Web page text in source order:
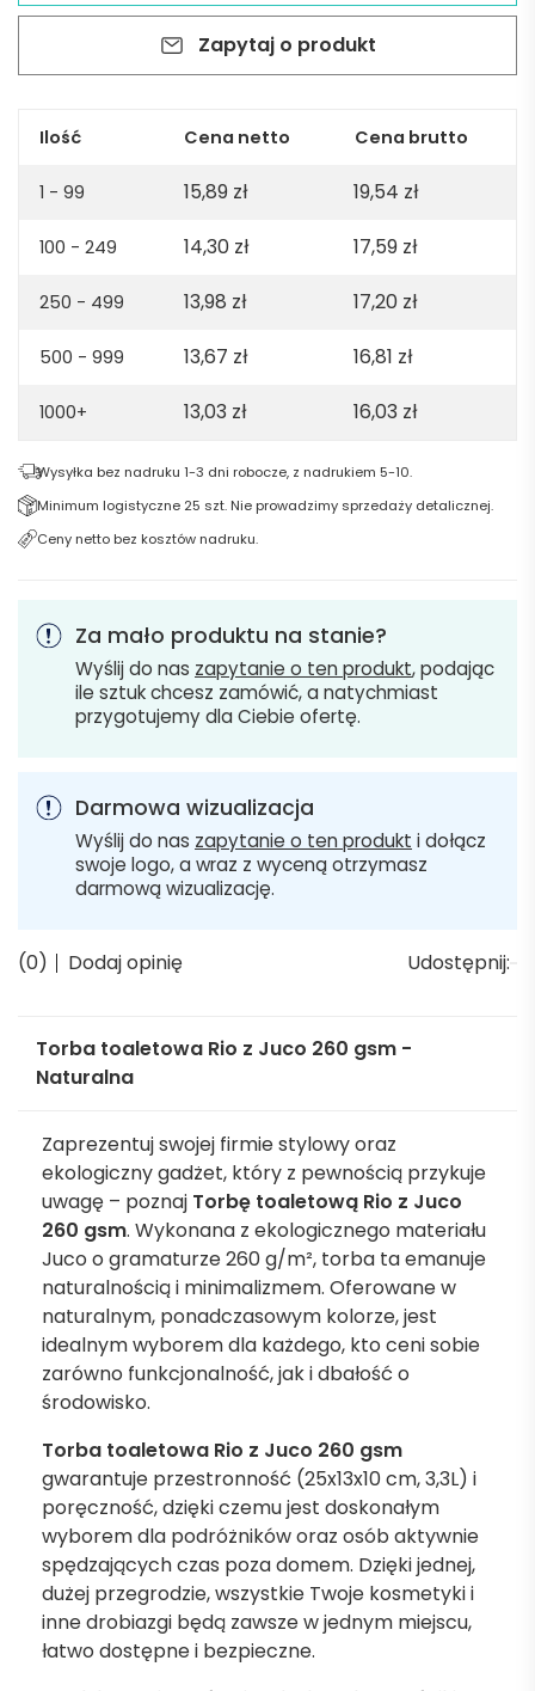
z
260
Zapytaj o produkt
Ilość Cena netto Cena brutto
1 - 99 15,89 zł 19,54 zł
100 - 249 14,30 zł 17,59 zł
250 - 499 13,98 zł 17,20 zł
500 - 999 13,67 zł 16,81 zł
1000+ 13,03 zł 16,03 zł
Wysyłka bez nadruku 1-3 dni robocze, z nadrukiem 5-10.
Minimum logistyczne 25 szt. Nie prowadzimy sprzedaży detalicznej.
Ceny netto bez kosztów nadruku.
Za mało produktu na stanie?
Wyślij do nas zapytanie o ten produkt, podając
ile sztuk chcesz zamówić, a natychmiast
przygotujemy dla Ciebie ofertę.
Darmowa wizualizacja
Wyślij do nas zapytanie o ten produkt i dołącz
swoje logo, a wraz z wyceną otrzymasz
darmową wizualizację.
(0) Dodaj opinię Udostępnij:
Torba toaletowa Rio z Juco 260 gsm -
Naturalna
Zaprezentuj swojej firmie stylowy oraz
ekologiczny gadżet, który z pewnością przykuje
uwagę – poznaj Torbę toaletową Rio z Juco
260 gsm. Wykonana z ekologicznego materiału
Juco o gramaturze 260 g/m², torba ta emanuje
naturalnością i minimalizmem. Oferowane w
naturalnym, ponadczasowym kolorze, jest
idealnym wyborem dla każdego, kto ceni sobie
zarówno funkcjonalność, jak i dbałość o
środowisko.
Torba toaletowa Rio z Juco 260 gsm
gwarantuje przestronność (25x13x10 cm, 3,3L) i
poręczność, dzięki czemu jest doskonałym
wyborem dla podróżników oraz osób aktywnie
spędzających czas poza domem. Dzięki jednej,
dużej przegrodzie, wszystkie Twoje kosmetyki i
inne drobiazgi będą zawsze w jednym miejscu,
łatwo dostępne i bezpieczne.